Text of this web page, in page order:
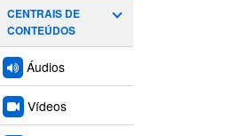
CENTRAIS DE
CONTEÚDOS
Áudios
Vídeos